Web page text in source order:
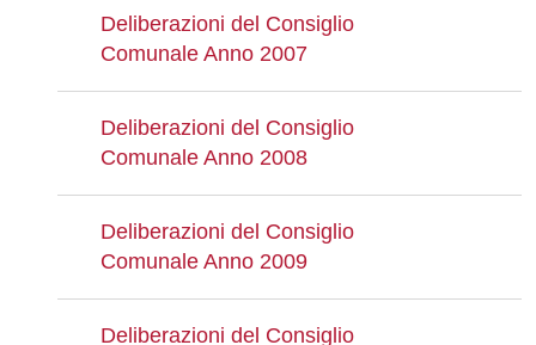
Deliberazioni del Consiglio
Comunale Anno 2007
Deliberazioni del Consiglio
Comunale Anno 2008
Deliberazioni del Consiglio
Comunale Anno 2009
Deliberazioni del Consiglio